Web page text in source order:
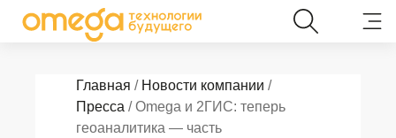
Главная / Новости компании /
Пресса / Omega и 2ГИС: теперь
геоаналитика — часть